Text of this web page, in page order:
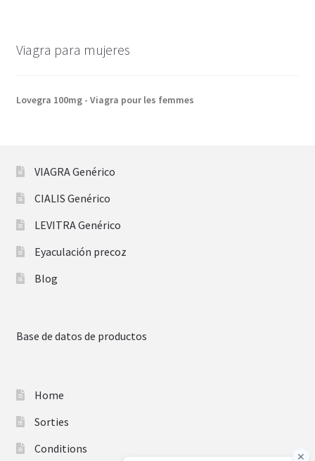
Viagra para mujeres
Lovegra 100mg - Viagra pour les femmes
VIAGRA Genérico
CIALIS Genérico
LEVITRA Genérico
Eyaculación precoz
Blog
Base de datos de productos
Home
Sorties
Conditions